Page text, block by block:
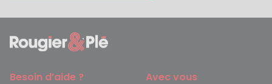
Besoin d’aide ? Avec vous